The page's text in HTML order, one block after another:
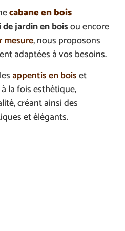
cabane en bois
jardin en boisou encore
mesure, nous proposons
adaptées à vos besoins.
appentis en boiset
la fois esthétique,
créant ainsi des
et élégants.